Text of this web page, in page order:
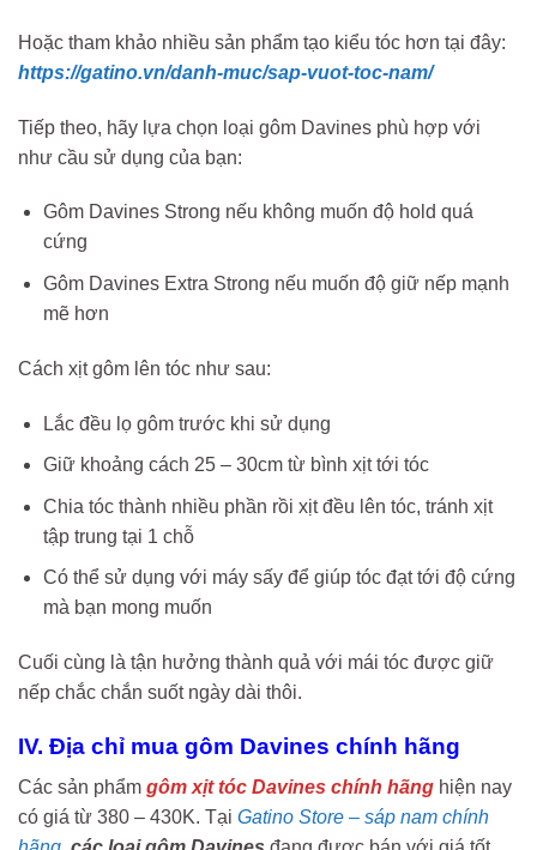
Hoặc tham khảo nhiều sản phẩm tạo kiểu tóc hơn tại đây:
https://gatino.vn/danh-muc/sap-vuot-toc-nam/
Tiếp theo, hãy lựa chọn loại gôm Davines phù hợp với
như cầu sử dụng của bạn:
Gôm Davines Strong nếu không muốn độ hold quá
cứng
Gôm Davines Extra Strong nếu muốn độ giữ nếp mạnh
mẽ hơn
Cách xịt gôm lên tóc như sau:
Lắc đều lọ gôm trước khi sử dụng
Giữ khoảng cách 25 – 30cm từ bình xịt tới tóc
Chia tóc thành nhiều phần rồi xịt đều lên tóc, tránh xịt
tập trung tại 1 chỗ
Có thể sử dụng với máy sấy để giúp tóc đạt tới độ cứng
mà bạn mong muốn
Cuối cùng là tận hưởng thành quả với mái tóc được giữ
nếp chắc chắn suốt ngày dài thôi.
IV. Địa chỉ mua gôm Davines chính hãng
Các sản phẩm gôm xịt tóc Davines chính hãng hiện nay
có giá từ 380 – 430K. Tại Gatino Store – sáp nam chính